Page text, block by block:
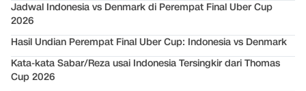
Jadwal Indonesia vs Denmark di Perempat Final Uber Cup
2026
Hasil Undian Perempat Final Uber Cup: Indonesia vs Denmark
Kata-kata Sabar/Reza usai Indonesia Tersingkir dari Thomas
Cup 2026